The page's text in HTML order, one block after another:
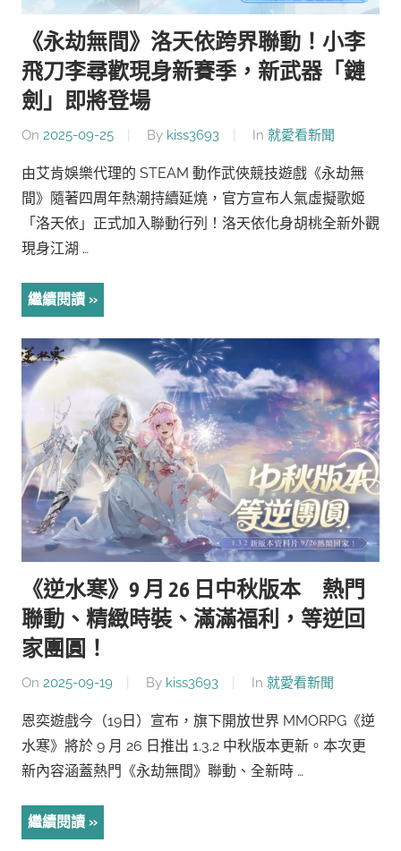
《永劫無間》洛天依跨界聯動！小李
飛刀李尋歡現身新賽季，新武器「鏈
劍」即將登場
On 2025-09-25 By kiss3693 In 就愛看新聞
由艾肯娛樂代理的 STEAM 動作武俠競技遊戲《永劫無
間》隨著四周年熱潮持續延燒，官方宣布人氣虛擬歌姬
「洛天依」正式加入聯動行列！洛天依化身胡桃全新外觀
現身江湖 …
繼續閱讀
《逆水寒》9 月 26 日中秋版本 熱門
聯動、精緻時裝、滿滿福利，等逆回
家團圓！
On 2025-09-19 By kiss3693 In 就愛看新聞
恩奕遊戲今（19日）宣布，旗下開放世界 MMORPG《逆
水寒》將於 9 月 26 日推出 1.3.2 中秋版本更新。本次更
新內容涵蓋熱門《永劫無間》聯動、全新時 …
繼續閱讀